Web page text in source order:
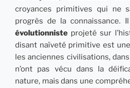
croyances primitives qui ne
progrès de la connaissance. Il
évolutionniste projeté sur
disant naïveté primitive est
les anciennes civilisations,
n’ont pas vécu dans la
nature, mais dans une